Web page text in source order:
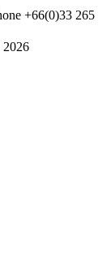
+66(0)33 265
2026